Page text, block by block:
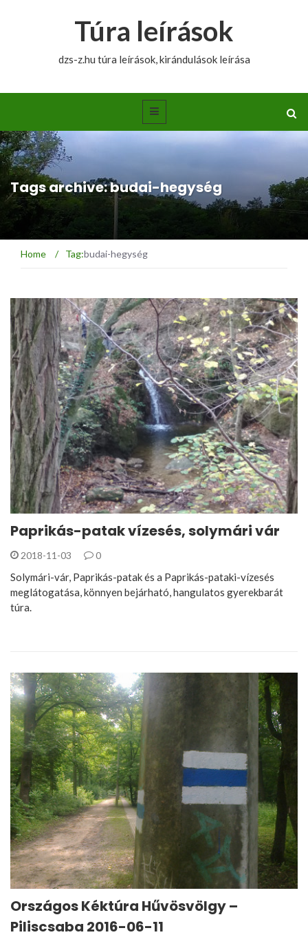
Túra leírások
dzs-z.hu túra leírások, kirándulások leírása
Tags archive: budai-hegység
Home / Tag:budai-hegység
Paprikás-patak vízesés, solymári vár
2018-11-03 0
Solymári-vár, Paprikás-patak és a Paprikás-pataki-vízesés
meglátogatása, könnyen bejárható, hangulatos gyerekbarát
túra.
Országos Kéktúra Hűvösvölgy –
Piliscsaba 2016-06-11